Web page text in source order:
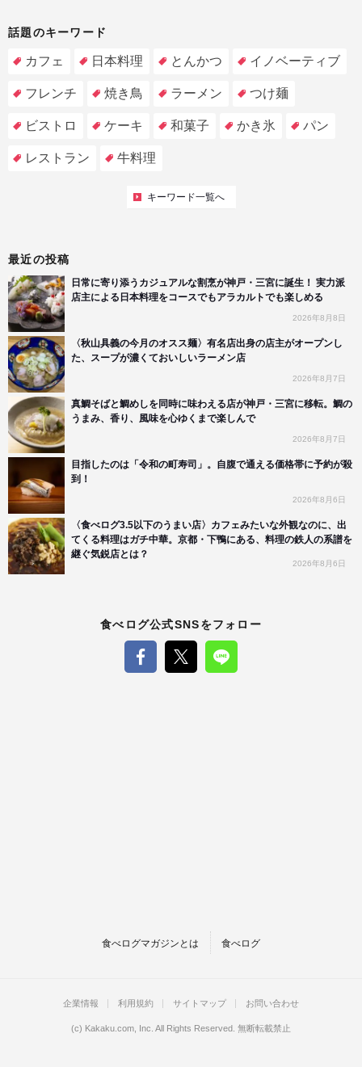
話題のキーワード
カフェ 日本料理 とんかつ イノベーティブ
フレンチ 焼き鳥 ラーメン つけ麺
ビストロ ケーキ 和菓子 かき氷 パン
レストラン 牛料理
キーワード一覧へ
最近の投稿
日常に寄り添うカジュアルな割烹が神戸・三宮に誕生！ 実力派
店主による日本料理をコースでもアラカルトでも楽しめる
2026年8月8日
〈秋山具義の今月のオスス麺〉有名店出身の店主がオープンし
た、スープが濃くておいしいラーメン店
2026年8月7日
真鯛そばと鯛めしを同時に味わえる店が神戸・三宮に移転。鯛の
うまみ、香り、風味を心ゆくまで楽しんで
2026年8月7日
目指したのは「令和の町寿司」。自腹で通える価格帯に予約が殺
到！
2026年8月6日
〈食べログ3.5以下のうまい店〉カフェみたいな外観なのに、出
てくる料理はガチ中華。京都・下鴨にある、料理の鉄人の系譜を
継ぐ気鋭店とは？
2026年8月6日
食べログ公式SNSをフォロー
食べログマガジンとは 食べログ
企業情報 利用規約 サイトマップ お問い合わせ
(c) Kakaku.com, Inc. All Rights Reserved. 無断転載禁止